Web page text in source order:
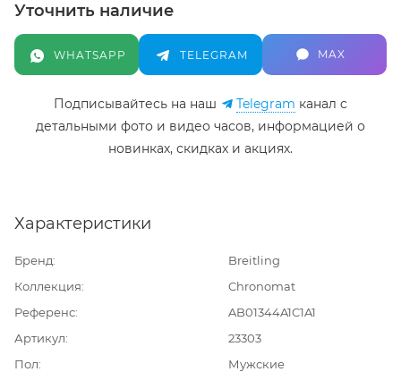
Уточнить наличие
WHATSAPP TELEGRAM MAX
Подписывайтесь на наш Telegram канал c
детальными фото и видео часов, информацией о
новинках, скидках и акциях.
Характеристики
Бренд
Breitling
Коллекция
Chronomat
Референс
AB01344A1C1A1
Артикул
23303
Пол
Мужские